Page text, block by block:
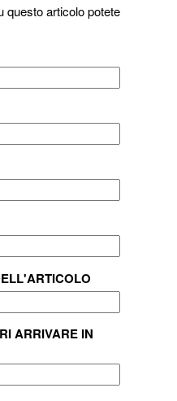
questo articolo potete
ARRIVARE IN